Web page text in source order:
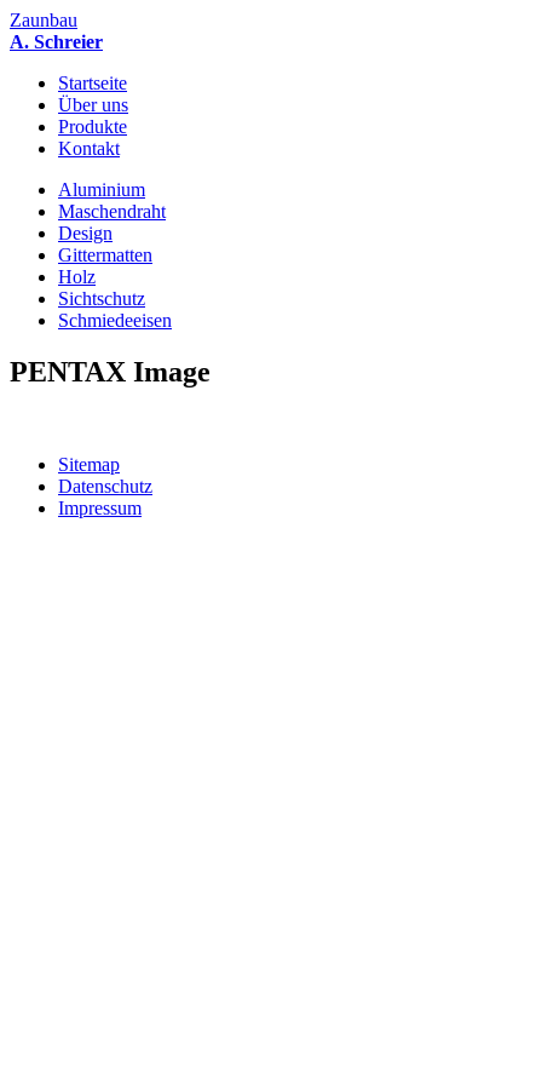
Zaunbau
A. Schreier
Startseite
Über uns
Produkte
Kontakt
Aluminium
Maschendraht
Design
Gittermatten
Holz
Sichtschutz
Schmiedeeisen
PENTAX Image
Sitemap
Datenschutz
Impressum